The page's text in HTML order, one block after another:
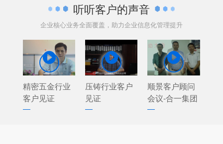
听听客户的声音
企业核心业务全面覆盖，助力企业信息化管理提升

精密五金行业
客户见证

压铸行业客户
见证

顺景客户顾问
会议-合一集团